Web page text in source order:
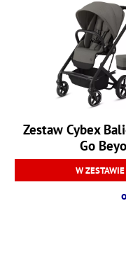
Zestaw Cybex
Go
W